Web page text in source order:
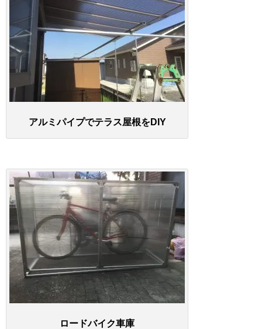
アルミパイプでテラス屋根をDIY
ロードバイク車庫